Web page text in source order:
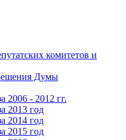
комитетов и
Думы
2006 - 2012 гг.
2013 год
2014 год
2015 год